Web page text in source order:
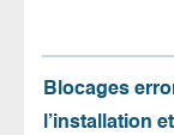
Blocages
l’installation